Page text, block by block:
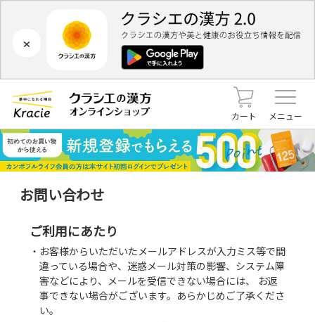
×
カート メニュー
お問い合わせ
ご利用にあたり
・お客様からいただいたメールアドレスが入力ミス等で間
違っている場合や、迷惑メール対策の影響、システム障
害などにより、メールを受信できない場合には、 お返
事できない場合がございます。あらかじめご了承くださ
い。